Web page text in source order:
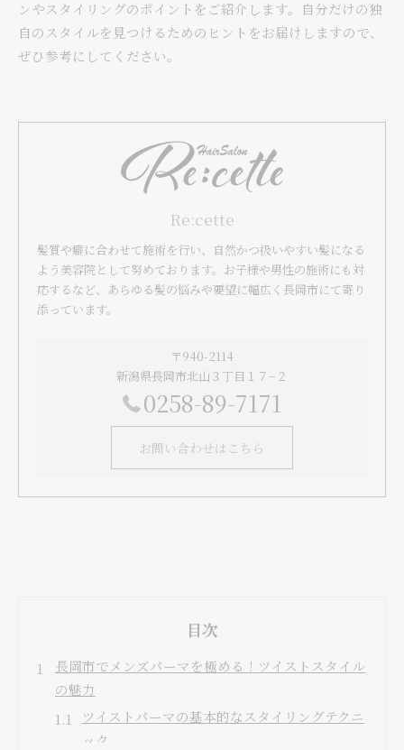
ンやスタイリングのポイントをご紹介します。自分だけの独
自のスタイルを見つけるためのヒントをお届けしますので、
ぜひ参考にしてください。
Re:cette
髪質や癖に合わせて施術を行い、自然かつ扱いやすい髪になる
よう美容院として努めております。お子様や男性の施術にも対
応するなど、あらゆる髪の悩みや要望に幅広く長岡市にて寄り
添っています。
〒940-2114
新潟県長岡市北山３丁目１７−２
0258-89-7171
お問い合わせはこちら
目次
長岡市でメンズパーマを極める！ツイストスタイル
の魅力
ツイストパーマの基本的なスタイリングテクニ
ック